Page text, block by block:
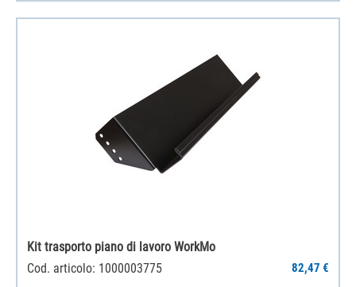
Kit trasporto piano di lavoro WorkMo
Cod. articolo: 1000003775
82,47 €